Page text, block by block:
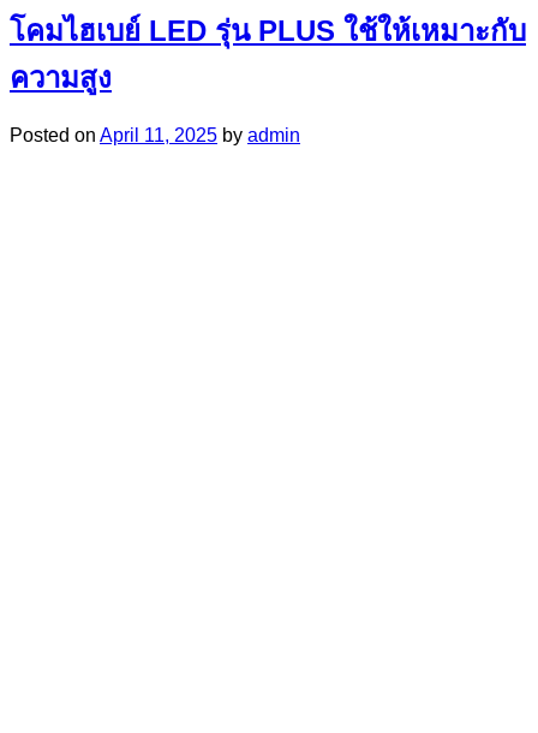
โคมไฮเบย์ LED รุ่น PLUS ใช้ให้เหมาะกับ
ความสูง
Posted on April 11, 2025 by admin